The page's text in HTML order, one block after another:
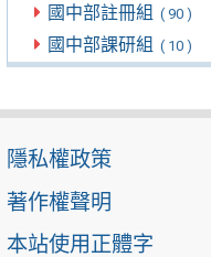
國中部註冊組 ( 90 )
國中部課研組 ( 10 )
隱私權政策
著作權聲明
本站使用正體字